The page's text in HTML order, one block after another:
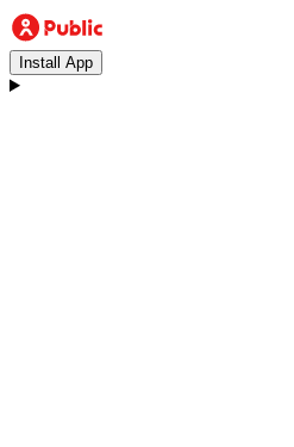
Install App